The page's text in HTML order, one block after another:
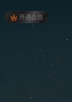
开通会员